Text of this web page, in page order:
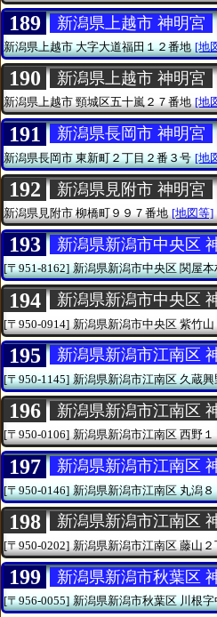
189 新潟県上越市 神明宮
新潟県上越市大字大道福田１２番地 [地
190 新潟県上越市 神明宮
新潟県上越市頸城区五十嵐２７番地 [地
191 新潟県長岡市 神明宮
新潟県長岡市東新町２丁目２番３号 [地
192 新潟県見附市 神明宮
新潟県見附市柳橋町９９７番地 [地図等]
193 新潟県新潟市中央区
[〒951-8162] 新潟県新潟市中央区関屋本
194 新潟県新潟市中央区
[〒950-0914] 新潟県新潟市中央区 紫竹山
195 新潟県新潟市江南区
[〒950-1145] 新潟県新潟市江南区久蔵興
196 新潟県新潟市江南区
[〒950-0106] 新潟県新潟市江南区西野１
197 新潟県新潟市江南区
[〒950-0146] 新潟県新潟市江南区丸潟８
198 新潟県新潟市江南区
[〒950-0202] 新潟県新潟市江南区 藤山２
199 新潟県新潟市秋葉区
[〒956-0055] 新潟県新潟市秋葉区川根字